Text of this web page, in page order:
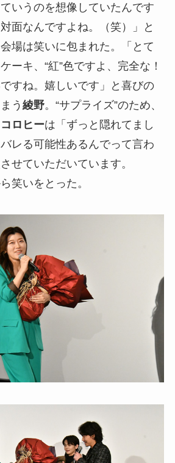
いうのを想像していたんです
面なんですよね。（笑）」と
場は笑いに包まれた。「とて
ーキ、“紅”色ですよ、完全な！
すね。嬉しいです」と喜びの
う綾野。“サプライズ”のため、
ロヒーは「ずっと隠れてまし
レる可能性あるんでって言わ
せていただいています。
笑いをとった。